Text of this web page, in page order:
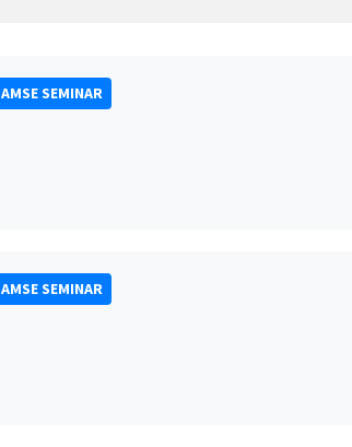
AMSE SEMINAR
AMSE SEMINAR